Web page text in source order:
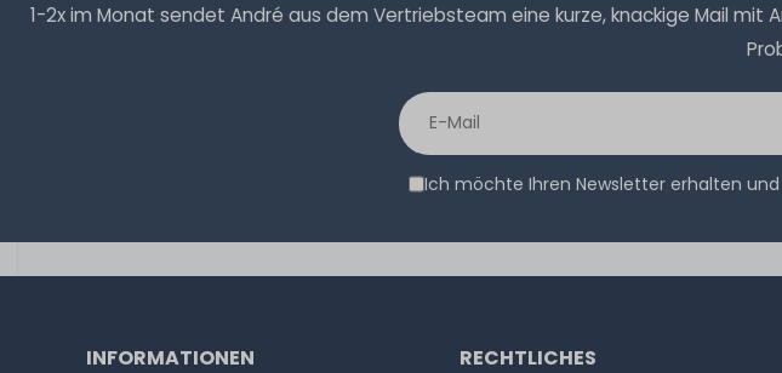
1-2x im Monat sendet André aus dem Vertriebsteam eine kurze, knackige Mail
Ich möchte Ihren Newsletter erhalten
INFORMATIONEN RECHTLICHES